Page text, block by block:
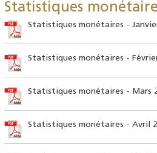
Statistiques
Statistiques monétaires -
Statistiques monétaires -
Statistiques monétaires - Mars
Statistiques monétaires - Avril